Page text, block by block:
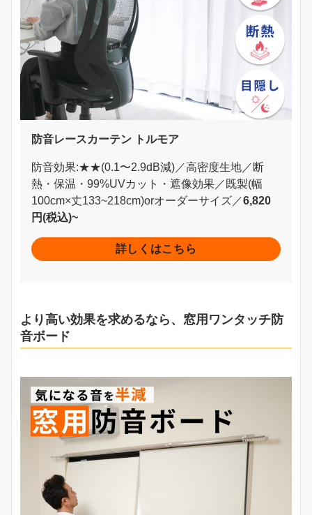
防音レースカーテン トルモア
防音効果:★★(0.1〜2.9dB減)／高密度生地／断
熱・保温・99%UVカット・遮像効果／既製(幅
100cm×丈133~218cm)orオーダーサイズ／6,820
円(税込)~
詳しくはこちら
より高い効果を求めるなら、窓用ワンタッチ防
音ボード